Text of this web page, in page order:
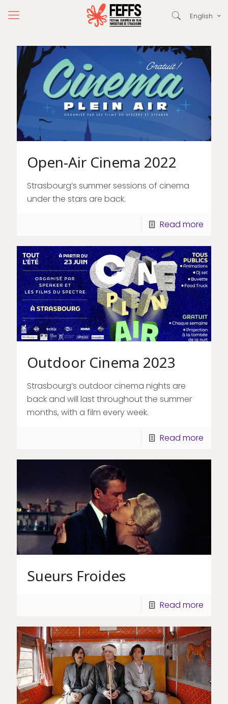
English
Open-Air Cinema 2022
Strasbourg’s summer sessions of cinema
under the stars are back.
Read more
Outdoor Cinema 2023
Strasbourg’s outdoor cinema nights are
back and will last throughout the summer
months, with a film every week.
Read more
Sueurs Froides
Read more